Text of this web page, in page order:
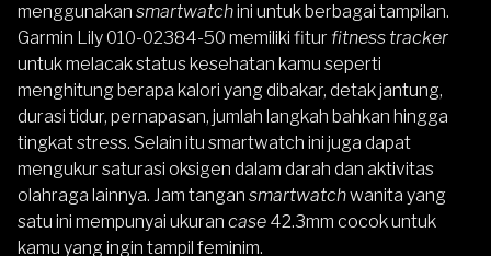
menggunakan smartwatchini untuk berbagai tampilan.
Garmin Lily 010-02384-50 memiliki fitur fitness tracker
untuk melacak status kesehatan kamu seperti
menghitung berapa kalori yang dibakar, detak jantung,
durasi tidur, pernapasan, jumlah langkah bahkan hingga
tingkat stress. Selain itu smartwatch ini juga dapat
mengukur saturasi oksigen dalam darah dan aktivitas
olahraga lainnya. Jam tangan smartwatchwanita yang
satu ini mempunyai ukuran case 42.3mm cocok untuk
kamu yang ingin tampil feminim.